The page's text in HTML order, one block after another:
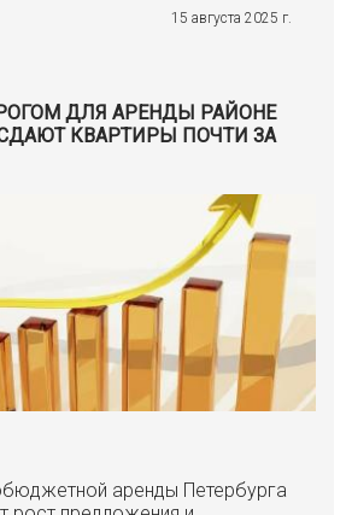
15 августа 2025 г.
ДЛЯ АРЕНДЫ РАЙОНЕ
КВАРТИРЫ ПОЧТИ ЗА
аренды Петербурга